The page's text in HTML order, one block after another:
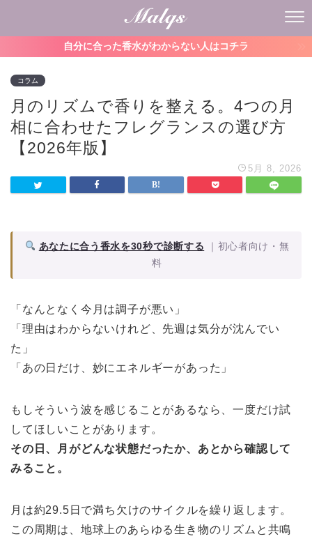
自分に合った香水がわからない人はコチラ
コラム
月のリズムで香りを整える。4つの月
相に合わせたフレグランスの選び方
【2026年版】
5月 8, 2026
あなたに合う香水を30秒で診断する
｜初心者向け・無
料
「なんとなく今月は調子が悪い」
「理由はわからないけれど、先週は気分が沈んでい
た」
「あの日だけ、妙にエネルギーがあった」
もしそういう波を感じることがあるなら、一度だけ試
してほしいことがあります。
その日、月がどんな状態だったか、あとから確認して
みること。
月は約29.5日で満ち欠けのサイクルを繰り返します。
この周期は、地球上のあらゆる生き物のリズムと共鳴